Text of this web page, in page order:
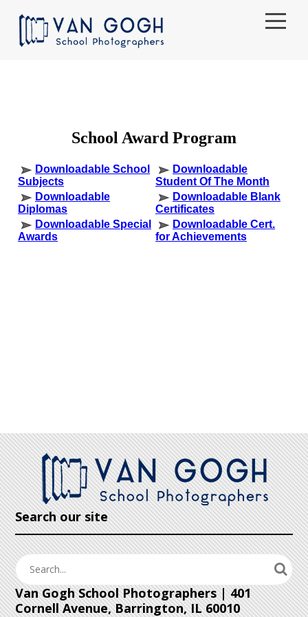
Lo que Ofrecemos
Que hace los Sonrisas
Sobre Nosotros
Centro de ayuda
Search our site
Van Gogh School Photographers | 401
Cornell Avenue, Barrington, IL 60010